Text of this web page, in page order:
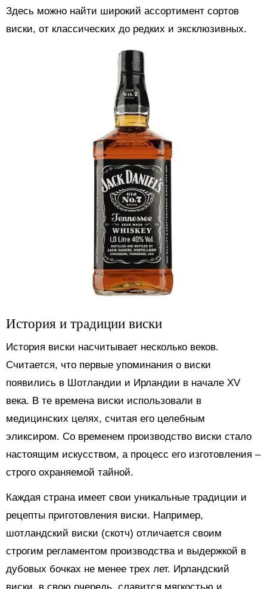
Здесь можно найти широкий ассортимент сортов
виски, от классических до редких и эксклюзивных.
История и традиции виски
История виски насчитывает несколько веков.
Считается, что первые упоминания о виски
появились в Шотландии и Ирландии в начале XV
века. В те времена виски использовали в
медицинских целях, считая его целебным
эликсиром. Со временем производство виски стало
настоящим искусством, а процесс его изготовления –
строго охраняемой тайной.
Каждая страна имеет свои уникальные традиции и
рецепты приготовления виски. Например,
шотландский виски (скотч) отличается своим
строгим регламентом производства и выдержкой в
дубовых бочках не менее трех лет. Ирландский